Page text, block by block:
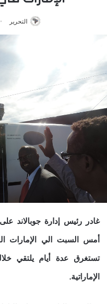
التحرير
غادر رئيس إدارة جوبالاند
أمس السبت الي الإمارات
تستغرق عدة أيام يلتقي
الإماراتية.